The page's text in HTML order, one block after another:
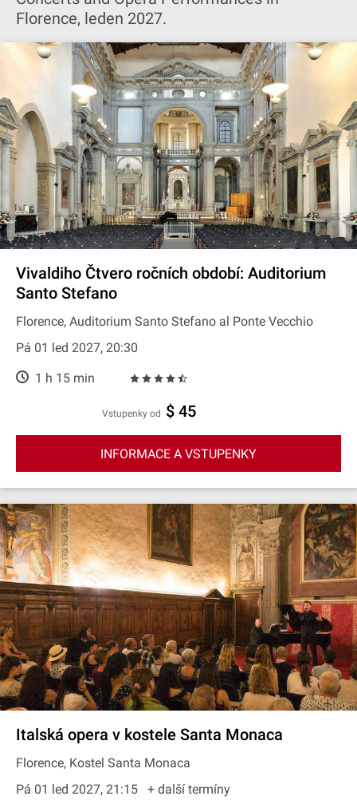
Florence, leden 2027.
Vivaldiho Čtvero ročních období: Auditorium
Santo Stefano
Florence, Auditorium Santo Stefano al Ponte Vecchio
Pá 01 led 2027, 20:30
1 h 15 min
Vstupenky od $ 45
INFORMACE A VSTUPENKY
Italská opera v kostele Santa Monaca
Florence, Kostel Santa Monaca
Pá 01 led 2027, 21:15
+ další termíny